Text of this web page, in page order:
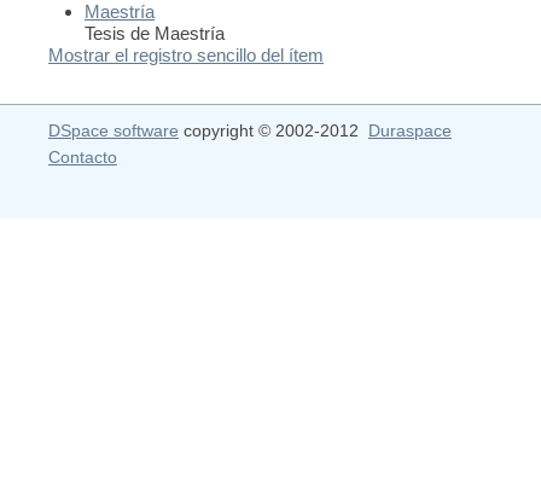
Maestría
Tesis de Maestría
Mostrar el registro sencillo del ítem
DSpace software copyright © 2002-2012 Duraspace
Contacto